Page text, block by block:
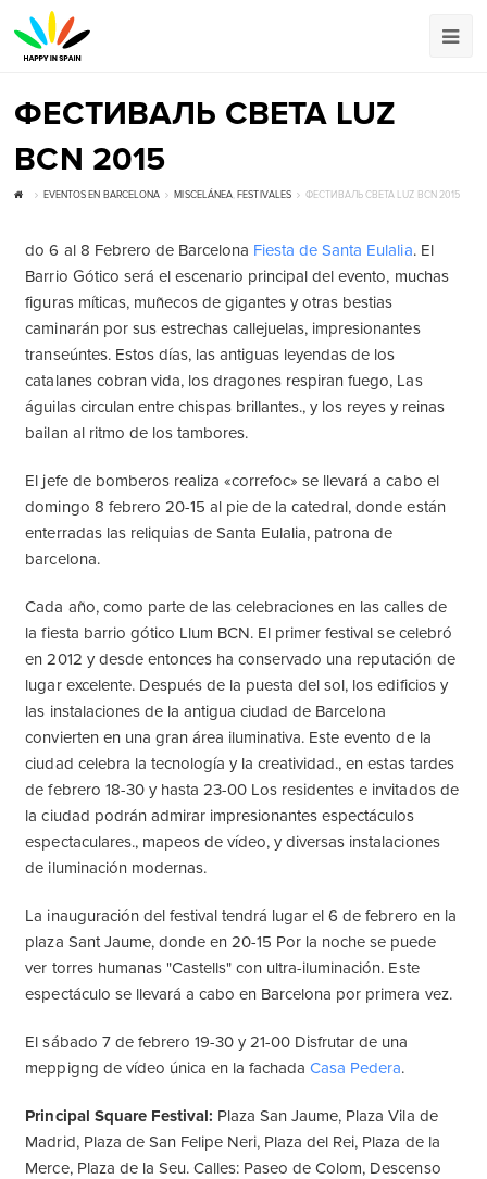
ФЕСТИВАЛЬ СВЕТА LUZ
BCN 2015
EVENTOS EN BARCELONA MISCELÁNEA, FESTIVALES ФЕСТИВАЛЬ СВЕТА LUZ BCN 2015
do 6 al 8 Febrero de Barcelona Fiesta de Santa Eulalia. El
Barrio Gótico será el escenario principal del evento, muchas
figuras míticas, muñecos de gigantes y otras bestias
caminarán por sus estrechas callejuelas, impresionantes
transeúntes. Estos días, las antiguas leyendas de los
catalanes cobran vida, los dragones respiran fuego, Las
águilas circulan entre chispas brillantes., y los reyes y reinas
bailan al ritmo de los tambores.
El jefe de bomberos realiza «correfoc» se llevará a cabo el
domingo 8 febrero 20-15 al pie de la catedral, donde están
enterradas las reliquias de Santa Eulalia, patrona de
barcelona.
Cada año, como parte de las celebraciones en las calles de
la fiesta barrio gótico Llum BCN. El primer festival se celebró
en 2012 y desde entonces ha conservado una reputación de
lugar excelente. Después de la puesta del sol, los edificios y
las instalaciones de la antigua ciudad de Barcelona
convierten en una gran área iluminativa. Este evento de la
ciudad celebra la tecnología y la creatividad., en estas tardes
de febrero 18-30 y hasta 23-00 Los residentes e invitados de
la ciudad podrán admirar impresionantes espectáculos
espectaculares., mapeos de vídeo, y diversas instalaciones
de iluminación modernas.
La inauguración del festival tendrá lugar el 6 de febrero en la
plaza Sant Jaume, donde en 20-15 Por la noche se puede
ver torres humanas "Castells" con ultra-iluminación. Este
espectáculo se llevará a cabo en Barcelona por primera vez.
El sábado 7 de febrero 19-30 y 21-00 Disfrutar de una
meppigng de vídeo única en la fachadaCasa Pedera.
Principal Square Festival: Plaza San Jaume, Plaza Vila de
Madrid, Plaza de San Felipe Neri, Plaza del Rei, Plaza de la
Merce, Plaza de la Seu. Calles: Paseo de Colom, Descenso